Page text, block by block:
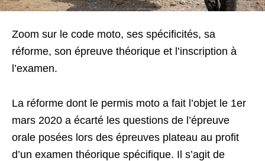
Zoom sur le code moto, ses spécificités, sa
réforme, son épreuve théorique et l’inscription à
l’examen.
La réforme dont le permis moto a fait l’objet le 1er
mars 2020 a écarté les questions de l’épreuve
orale posées lors des épreuves plateau au profit
d’un examen théorique spécifique. Il s’agit de